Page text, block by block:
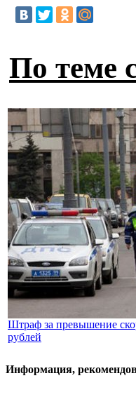
По теме
Штраф за превышение
рублей
Информация,